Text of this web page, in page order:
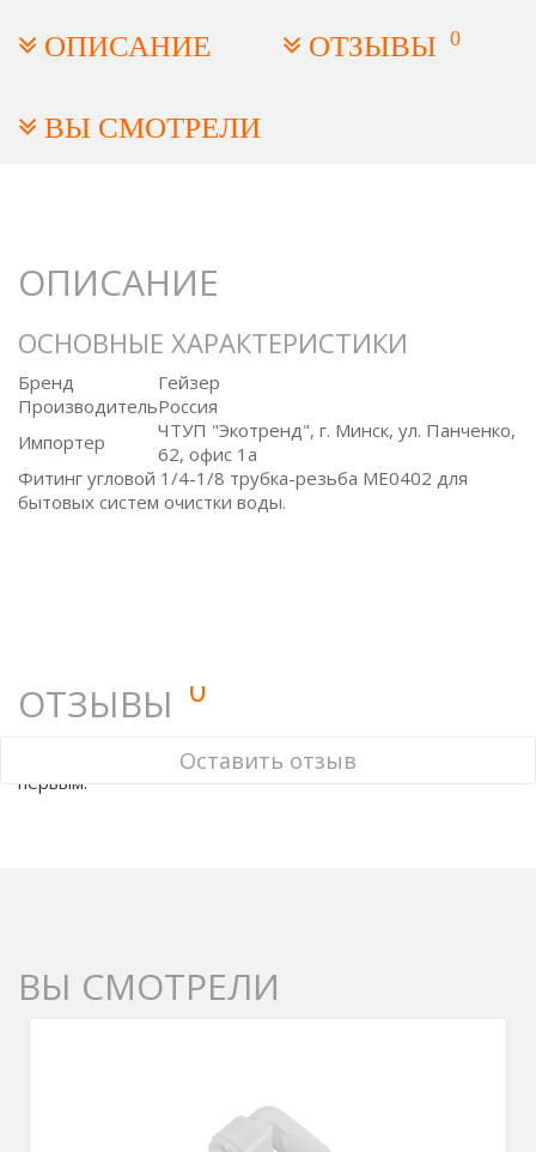
ОПИСАНИЕ ОТЗЫВЫ 0
ВЫ СМОТРЕЛИ
ОПИСАНИЕ
ОСНОВНЫЕ ХАРАКТЕРИСТИКИ
Бренд
Гейзер
ПроизводительРоссия
Импортер
ЧТУП "Экотренд", г. Минск, ул. Панченко,
62, офис 1а
Фитинг угловой 1/4-1/8 трубка-резьба ME0402 для
бытовых систем очистки воды.
ОТЗЫВЫ 0
Оставить отзыв
У этого товара нет ни одного отзыва. Вы можете стать
первым.
ВЫ СМОТРЕЛИ